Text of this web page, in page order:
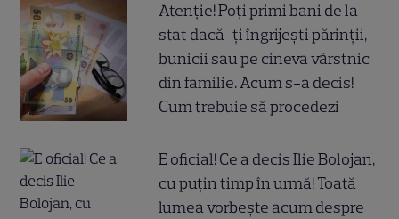
Atenție! Poți primi bani de la
stat dacă-ți îngrijești părinții,
bunicii sau pe cineva vârstnic
din familie. Acum s-a decis!
Cum trebuie să procedezi
E oficial! Ce a decis Ilie Bolojan,
cu puțin timp în urmă! Toată
lumea vorbește acum despre